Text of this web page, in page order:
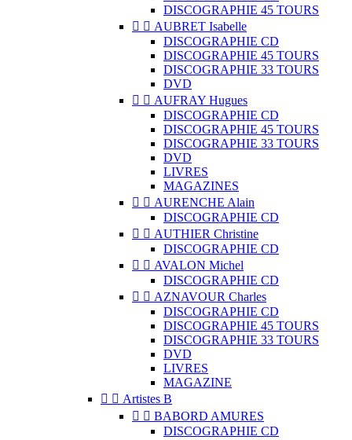
DISCOGRAPHIE 45 TOURS
  AUBRET Isabelle
DISCOGRAPHIE CD
DISCOGRAPHIE 45 TOURS
DISCOGRAPHIE 33 TOURS
DVD
  AUFRAY Hugues
DISCOGRAPHIE CD
DISCOGRAPHIE 45 TOURS
DISCOGRAPHIE 33 TOURS
DVD
LIVRES
MAGAZINES
  AURENCHE Alain
DISCOGRAPHIE CD
  AUTHIER Christine
DISCOGRAPHIE CD
  AVALON Michel
DISCOGRAPHIE CD
  AZNAVOUR Charles
DISCOGRAPHIE CD
DISCOGRAPHIE 45 TOURS
DISCOGRAPHIE 33 TOURS
DVD
LIVRES
MAGAZINE
  Artistes B
  BABORD AMURES
DISCOGRAPHIE CD